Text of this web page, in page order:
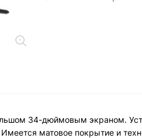
34-дюймовым экраном.
матовое покрытие и